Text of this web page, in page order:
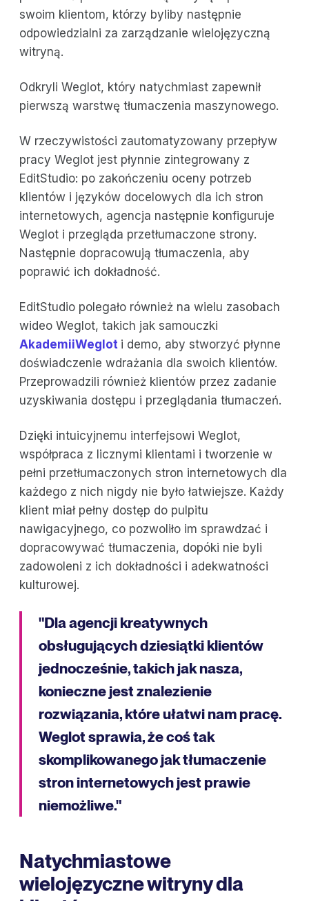
swoim klientom, którzy byliby następnie
odpowiedzialni za zarządzanie wielojęzyczną
witryną.
Odkryli Weglot, który natychmiast zapewnił
pierwszą warstwę tłumaczenia maszynowego.
W rzeczywistości zautomatyzowany przepływ
pracy Weglot jest płynnie zintegrowany z
EditStudio: po zakończeniu oceny potrzeb
klientów i języków docelowych dla ich stron
internetowych, agencja następnie konfiguruje
Weglot i przegląda przetłumaczone strony.
Następnie dopracowują tłumaczenia, aby
poprawić ich dokładność.
EditStudio polegało również na wielu zasobach
wideo Weglot, takich jak samouczki
AkademiiWeglot i demo, aby stworzyć płynne
doświadczenie wdrażania dla swoich klientów.
Przeprowadzili również klientów przez zadanie
uzyskiwania dostępu i przeglądania tłumaczeń.
Dzięki intuicyjnemu interfejsowi Weglot,
współpraca z licznymi klientami i tworzenie w
pełni przetłumaczonych stron internetowych dla
każdego z nich nigdy nie było łatwiejsze. Każdy
klient miał pełny dostęp do pulpitu
nawigacyjnego, co pozwoliło im sprawdzać i
dopracowywać tłumaczenia, dopóki nie byli
zadowoleni z ich dokładności i adekwatności
kulturowej.
"Dla agencji kreatywnych
obsługujących dziesiątki klientów
jednocześnie, takich jak nasza,
konieczne jest znalezienie
rozwiązania, które ułatwi nam pracę.
Weglot sprawia, że coś tak
skomplikowanego jak tłumaczenie
stron internetowych jest prawie
niemożliwe."
Natychmiastowe
wielojęzyczne witryny dla